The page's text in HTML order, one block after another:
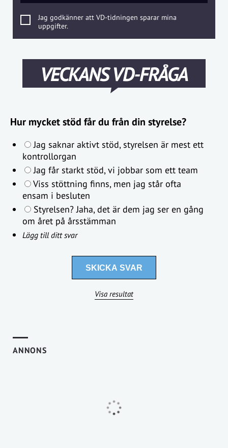
Jag godkänner att VD-tidningen sparar mina
uppgifter.
VECKANS VD-FRÅGA
Hur mycket stöd får du från din styrelse?
Jag saknar aktivt stöd, styrelsen är mest ett
kontrollorgan
Jag får starkt stöd, vi jobbar som ett team
Viss stöttning finns, men jag står ofta
ensam i besluten
Styrelsen? Jaha, det är dem jag ser en gång
om året på årsstämman
Lägg till ditt svar
Visa resultat
ANNONS